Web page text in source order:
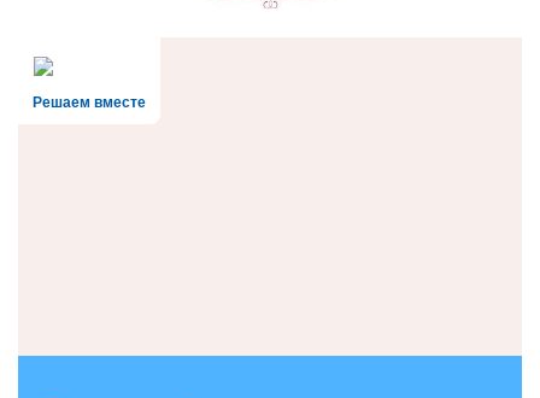
Решаем вместе